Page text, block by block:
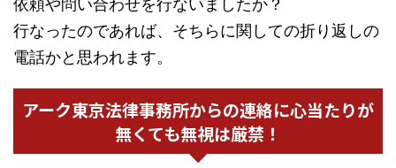
依頼や問い合わせを行ないましたか？
行なったのであれば、そちらに関しての折り返しの
電話かと思われます。
アーク東京法律事務所からの連絡に心当たりが
無くても無視は厳禁！